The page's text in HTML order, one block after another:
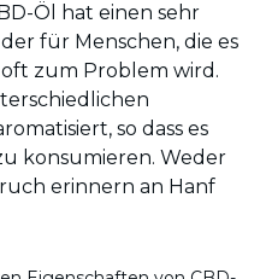
Öl hat einen sehr
für Menschen, die es
zum Problem wird.
so dass es
konsumieren. Weder
erinnern an Hanf